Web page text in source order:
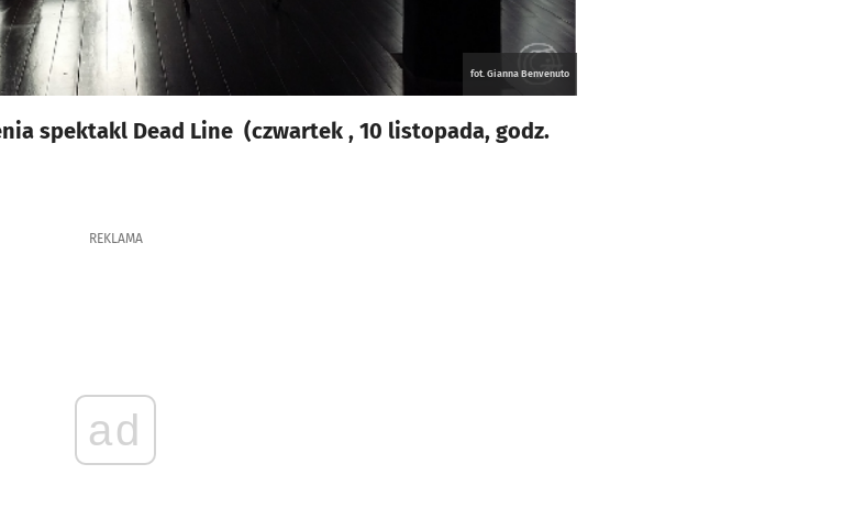
fot. Gianna Benvenuto
spektakl Dead Line (czwartek , 10 listopada, godz.
REKLAMA
ad